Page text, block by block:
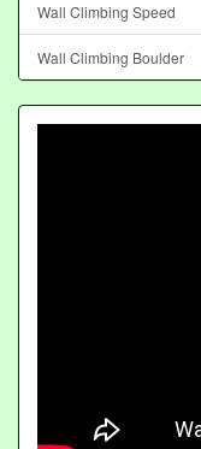
Wall Climbing Speed
Wall Climbing Boulder